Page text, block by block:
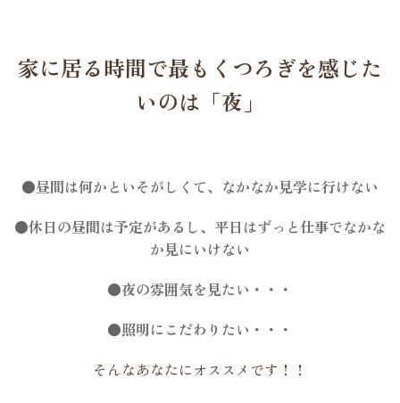
家に居る時間で最もくつろぎを感じた
いのは「夜」
●昼間は何かといそがしくて、なかなか見学に行けない
●休日の昼間は予定があるし、平日はずっと仕事でなかな
か見にいけない
●夜の雰囲気を見たい・・・
●照明にこだわりたい・・・
そんなあなたにオススメです！！